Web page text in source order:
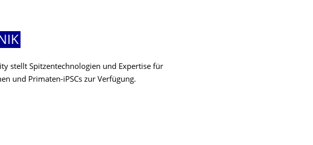
stellt Spitzentechnologien und Expertise für
und Primaten-iPSCs zur Verfügung.